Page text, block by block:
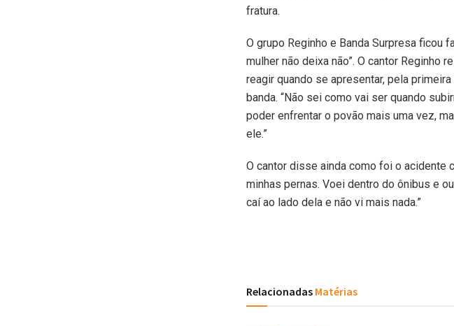
fratura.
O grupo Reginho e Banda Surpresa ficou
mulher não deixa não”. O cantor Reginho
reagir quando se apresentar, pela
banda. “Não sei como vai ser quando
poder enfrentar o povão mais uma vez,
ele.”
O cantor disse ainda como foi o acidente
minhas pernas. Voei dentro do ônibus e
caí ao lado dela e não vi mais nada.”
Relacionadas Matérias